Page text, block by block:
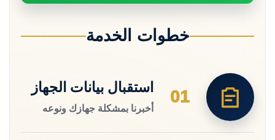
خطوات الخدمة
01
استقبال بيانات الجهاز
أخبرنا بمشكلة جهازك ونوعه